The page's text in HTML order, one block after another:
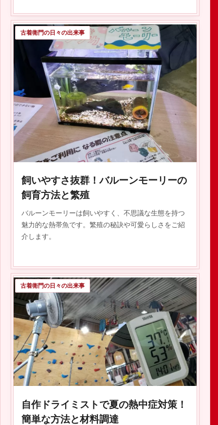
古着衛門の日々の出来事
飼いやすさ抜群！バルーンモーリーの
飼育方法と繁殖
バルーンモーリーは飼いやすく、不思議な生態を持つ
魅力的な熱帯魚です。繁殖の秘訣や可愛らしさをご紹
介します。
古着衛門の日々の出来事
自作ドライミストで夏の熱中症対策！
簡単な方法と材料調達